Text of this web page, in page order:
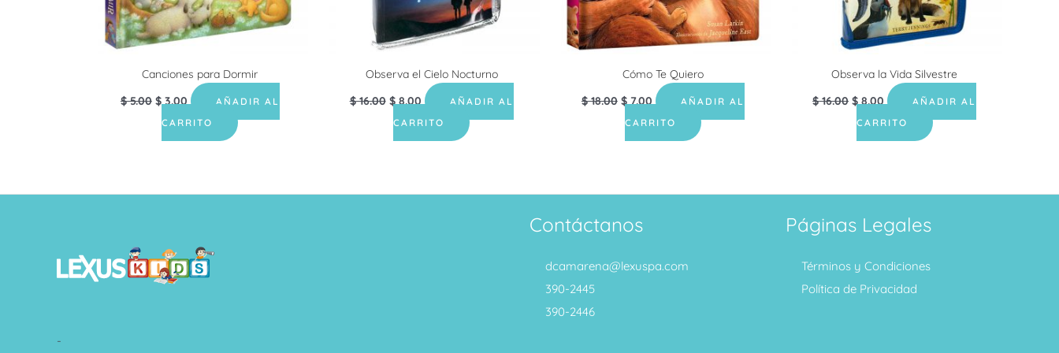
Canciones para Dormir
$5.00 $3.00
AÑADIR AL
CARRITO
Observa el Cielo Nocturno
$16.00 $8.00
AÑADIR AL
CARRITO
Cómo Te Quiero
$18.00 $7.00
AÑADIR AL
CARRITO
Observa la Vida Silvestre
$16.00 $8.00
AÑADIR AL
CARRITO
-
Contáctanos
dcamarena@lexuspa.com
390-2445
390-2446
Páginas Legales
Términos y Condiciones
Política de Privacidad